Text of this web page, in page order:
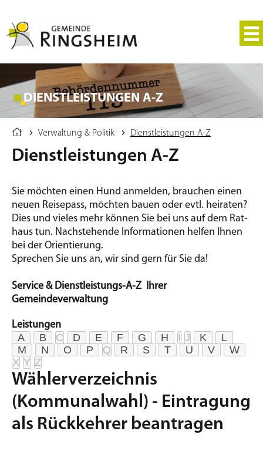
DIENSTLEISTUNGEN A-Z
Verwaltung & Politik Dienstleistungen A-Z
Dienstleistungen A-Z
Sie möchten einen Hund an­mel­den, brau­chen einen
neuen Rei­se­pass, möchten bauen oder evtl. hei­ra­ten?
Dies und vieles mehr kön­nen Sie bei uns auf dem Rat­
haus tun. Nach­ste­hen­de In­for­ma­tio­nen hel­fen Ihnen
bei der Ori­en­tie­rung.
Spre­chen Sie uns an, wir sind gern für Sie da!
Service & Dienstleistungs-A-Z Ihrer
Gemeindeverwaltung
Leistungen
A B C D E F G H I J K
L
M
N O P Q R S T U V
W
X Y Z
Wählerverzeichnis
(Kommunalwahl) - Eintragung
als Rückkehrer beantragen